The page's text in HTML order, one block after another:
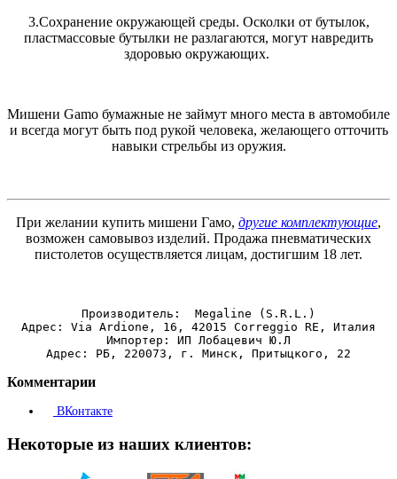
3.Сохранение окружающей среды. Осколки от бутылок,
пластмассовые бутылки не разлагаются, могут навредить
здоровью окружающих.
Мишени Gamo бумажные не займут много места в автомобиле
и всегда могут быть под рукой человека, желающего отточить
навыки стрельбы из оружия.
При желании купить мишени Гамо, другие комплектующие,
возможен самовывоз изделий. Продажа пневматических
пистолетов осуществляется лицам, достигшим 18 лет.
Производитель:  Megaline (S.R.L.)
Адрес: Via Ardione, 16, 42015 Correggio RE, Италия
Импортер: ИП Лобацевич Ю.Л
Адрес: РБ, 220073, г. Минск, Притыцкого, 22
Комментарии
ВКонтакте
Некоторые из наших клиентов: